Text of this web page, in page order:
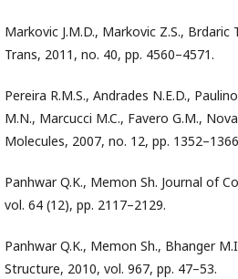
Markovic J.M.D., Markovic Z.S., Brdaric
Trans, 2011, no. 40, pp. 4560–4571.
Pereira R.M.S., Andrades N.E.D.,
M.N., Marcucci M.C., Favero G.M.,
Molecules, 2007, no. 12, pp.
Panhwar Q.K., Memon Sh. Journal of
vol. 64 (12), pp. 2117–2129.
Panhwar Q.K., Memon Sh., Bhanger
Structure, 2010, vol. 967, pp. 47–53.